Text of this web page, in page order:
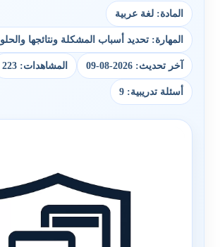
المادة: لغة عربية
المهارة: تحديد أسباب المشكلة ونتائجها
آخر تحديث: 2026-08-09 المشاهدات: 223
أسئلة تدريبية: 9